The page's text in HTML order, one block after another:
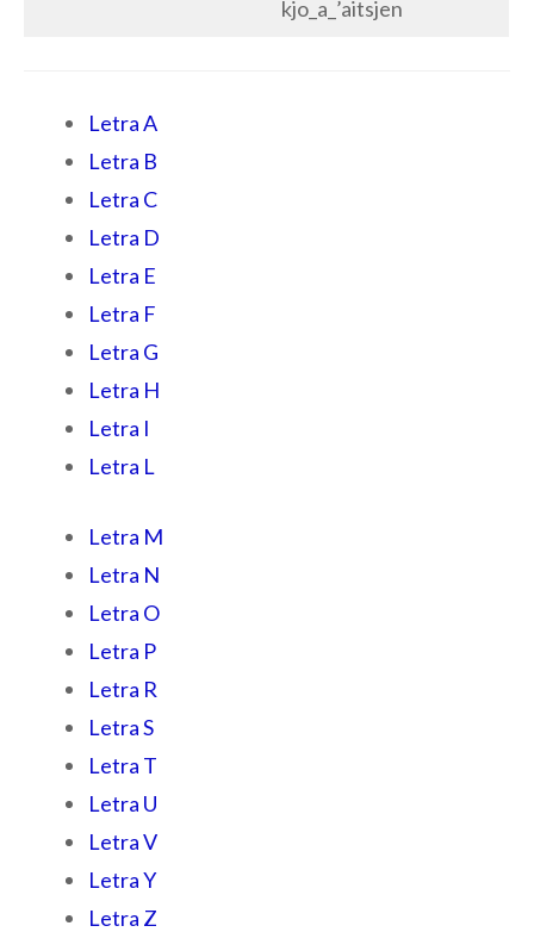
kjo_a_’aitsjen
Letra A
Letra B
Letra C
Letra D
Letra E
Letra F
Letra G
Letra H
Letra I
Letra L
Letra M
Letra N
Letra O
Letra P
Letra R
Letra S
Letra T
Letra U
Letra V
Letra Y
Letra Z